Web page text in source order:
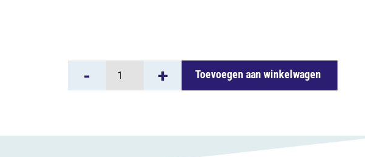
- + Toevoegen aan winkelwagen